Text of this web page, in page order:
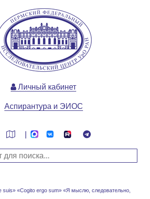
suis» «Cogito ergo sum» «Я мыслю, следовательно,
Личный кабинет
Аспирантура и ЭИОС